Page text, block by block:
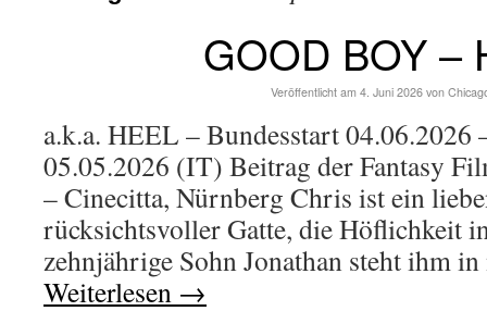
GOOD BOY –
Veröffentlicht am 4. Juni 2026 von
a.k.a. HEEL – Bundesstart 04.06.2026
05.05.2026 (IT) Beitrag der Fantasy
– Cinecitta, Nürnberg Chris ist ein
rücksichtsvoller Gatte, die Höflichkeit
zehnjährige Sohn Jonathan steht ihm
Weiterlesen →